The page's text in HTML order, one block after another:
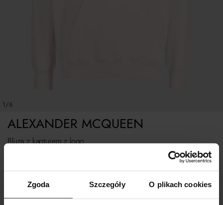
Zgoda Szczegóły O plikach cookies
1/6
Bluza z kapturem z logo
ALEXANDER MCQUEEN
Rozmiarówka standardowa.
Tabela rozmiarów